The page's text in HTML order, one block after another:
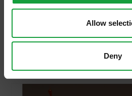
Allow
Deny
Premio Sanpellegrino
Sanpellegrino, società del
principale azienda in Italia